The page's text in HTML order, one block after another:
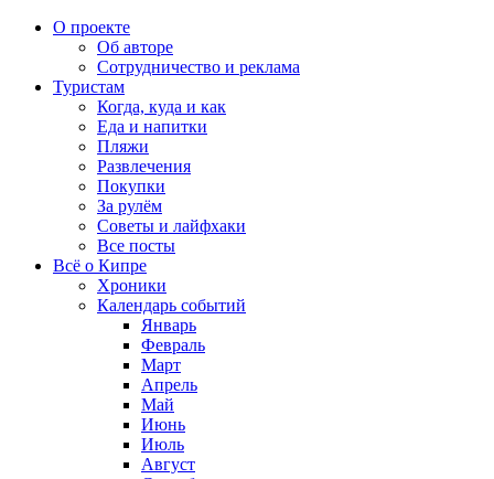
О проекте
Об авторе
Сотрудничество и реклама
Туристам
Когда, куда и как
Еда и напитки
Пляжи
Развлечения
Покупки
За рулём
Советы и лайфхаки
Все посты
Всё о Кипре
Хроники
Календарь событий
Январь
Февраль
Март
Апрель
Май
Июнь
Июль
Август